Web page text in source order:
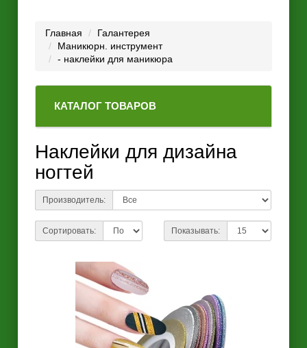
Главная
Галантерея
Маникюрн. инструмент
- наклейки для маникюра
КАТАЛОГ ТОВАРОВ
Наклейки для дизайна
ногтей
Производитель:
Сортировать: Показывать: